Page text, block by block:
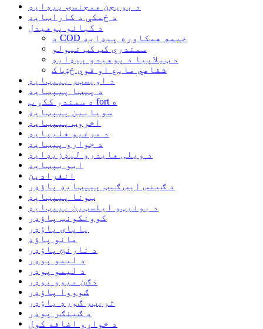
د بویجن همجنسۍ پیډایډ
د ځمکې د کاراټایډ
د کبانو پوهیدل
د COD خیمه همکاوره پیډایډ
سمندري کب کب نیولو
د ټیلاپیا د پوهیدو پیډایډ
شفاهي مایع او قوي څښاک
د اویسټر پیپټایډ
د پیټا پیپټایډ
د سمندر ککړ ب fort ه
سویابین پیپټایډ
اخروټ پیپټایډ
د مرغیو فلیپایډ
د جوارو پیټایډ
د ویلی هایدرو لیډزیډایډ
ابو بپټایډ
انفرادین
د ګینس ایس ګیټ پیپټایډ پاؤډر
ټونا پیپټایډ
د بونیټو ایلسټین پیپټایډ
کوونکونټ پاؤډر
پاپای پاؤډر
مانو پاؤډ
د نارنج پاؤډر
د لیمو پوډر
د لیمو پوډر
دګن میوو پوډر
ګوووا پاؤډر
تریټر ګورډ پاؤډر
د ګینګر پوډر
د خواړو اضافه کول